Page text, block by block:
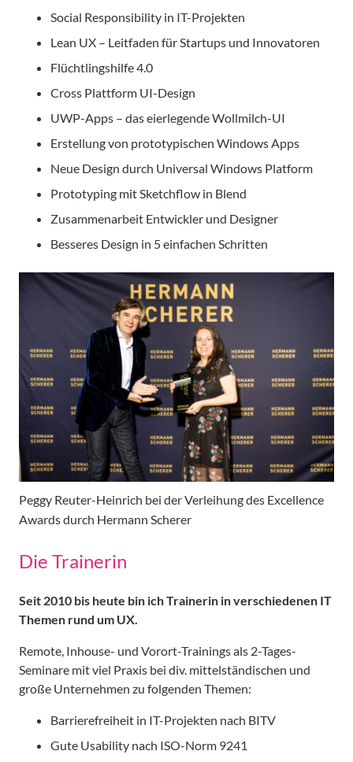
Social Responsibility in IT-Projekten
Lean UX – Leitfaden für Startups und Innovatoren
Flüchtlingshilfe 4.0
Cross Plattform UI-Design
UWP-Apps – das eierlegende Wollmilch-UI
Erstellung von prototypischen Windows Apps
Neue Design durch Universal Windows Platform
Prototyping mit Sketchflow in Blend
Zusammenarbeit Entwickler und Designer
Besseres Design in 5 einfachen Schritten
Peggy Reuter-Heinrich bei der Verleihung des Excellence
Awards durch Hermann Scherer
Die Trainerin
Seit 2010 bis heute bin ich Trainerin in verschiedenen IT
Themen rund um UX.
Remote, Inhouse- und Vorort-Trainings als 2-Tages-
Seminare mit viel Praxis bei div. mittelständischen und
große Unternehmen zu folgenden Themen:
Barrierefreiheit in IT-Projekten nach BITV
Gute Usability nach ISO-Norm 9241